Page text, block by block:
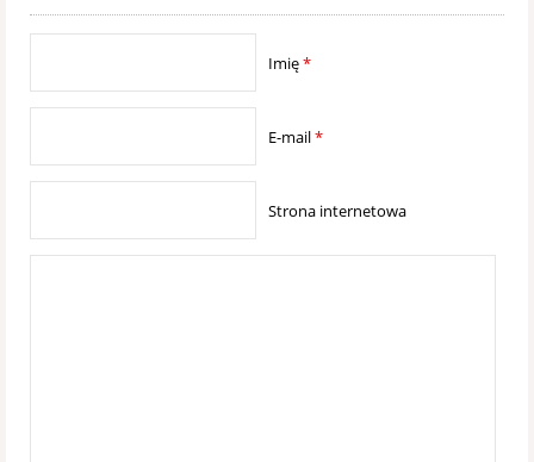
Imię*
E-mail*
Strona internetowa